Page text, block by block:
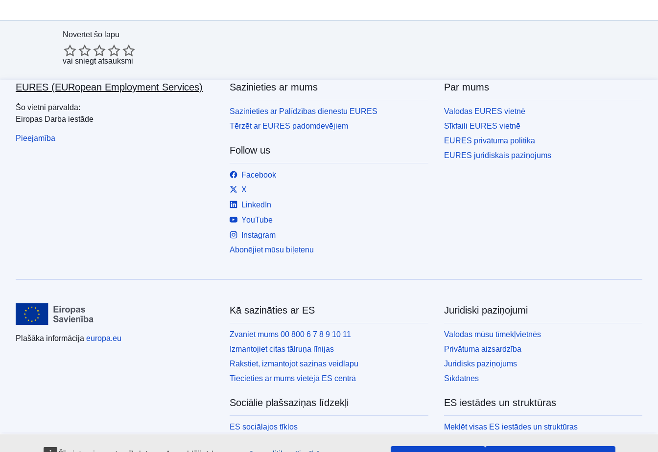
Novērtēt šo lapu
vai sniegt atsauksmi
EURES (EURopean Employment Services)
Šo vietni pārvalda:
Eiropas Darba iestāde
Pieejamība
Sazinieties ar mums
Sazinieties ar Palīdzības dienestu EURES
Tērzēt ar EURES padomdevējiem
Follow us
Facebook
X
LinkedIn
YouTube
Instagram
Abonējiet mūsu biļetenu
Par mums
Valodas EURES vietnē
Sīkfaili EURES vietnē
EURES privātuma politika
EURES juridiskais paziņojums
Plašāka informācija europa.eu
Kā sazināties ar ES
Zvaniet mums 00 800 6 7 8 9 10 11
Izmantojiet citas tālruņa līnijas
Rakstiet, izmantojot saziņas veidlapu
Tiecieties ar mums vietējā ES centrā
Sociālie plašsaziņas līdzekļi
ES sociālajos tīklos
Juridiski paziņojumi
Valodas mūsu tīmekļvietnēs
Privātuma aizsardzība
Juridisks paziņojums
Sīkdatnes
ES iestādes un struktūras
Meklēt visas ES iestādes un struktūras